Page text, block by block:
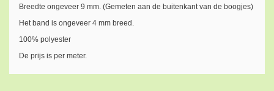
Breedte ongeveer 9 mm. (Gemeten aan de buitenkant van de boogjes)
Het band is ongeveer 4 mm breed.
100% polyester
De prijs is per meter.